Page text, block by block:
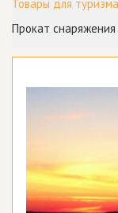
Товары для
Прокат снаряжения